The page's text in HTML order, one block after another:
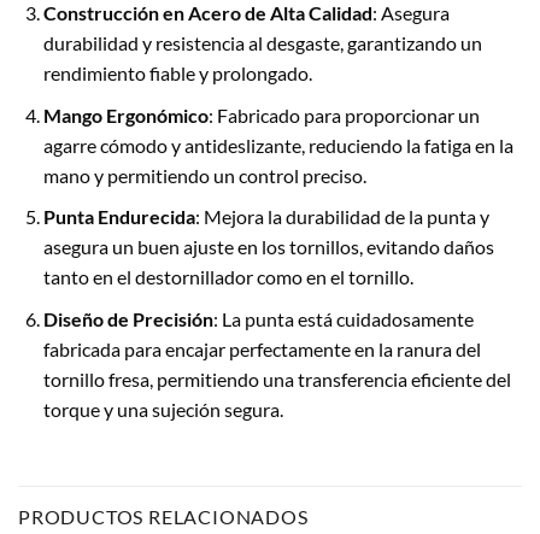
Construcción en Acero de Alta Calidad: Asegura
durabilidad y resistencia al desgaste, garantizando un
rendimiento fiable y prolongado.
Mango Ergonómico: Fabricado para proporcionar un
agarre cómodo y antideslizante, reduciendo la fatiga en la
mano y permitiendo un control preciso.
Punta Endurecida: Mejora la durabilidad de la punta y
asegura un buen ajuste en los tornillos, evitando daños
tanto en el destornillador como en el tornillo.
Diseño de Precisión: La punta está cuidadosamente
fabricada para encajar perfectamente en la ranura del
tornillo fresa, permitiendo una transferencia eficiente del
torque y una sujeción segura.
PRODUCTOS RELACIONADOS